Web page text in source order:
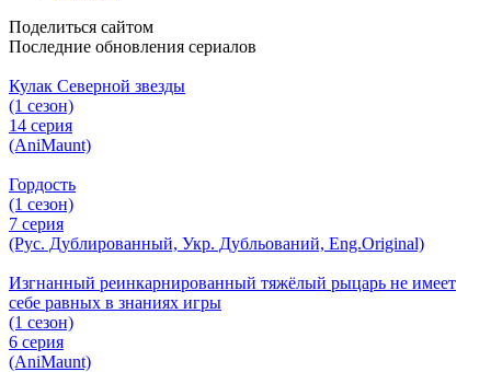
Поделиться сайтом
Последние обновления сериалов
Кулак Северной звезды
(1 сезон)
14 серия
(AniMaunt)
Гордость
(1 сезон)
7 серия
(Рус. Дублированный, Укр. Дубльований, Eng.Original)
Изгнанный реинкарнированный тяжёлый рыцарь не имеет
себе равных в знаниях игры
(1 сезон)
6 серия
(AniMaunt)